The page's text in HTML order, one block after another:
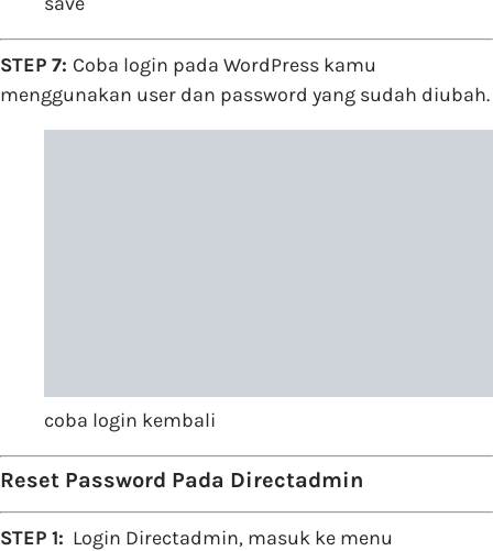
STEP 7: Coba login pada WordPress kamu
menggunakan user dan password yang sudah diubah.
coba login kembali
Reset Password Pada Directadmin
STEP 1: Login Directadmin, masuk ke menu